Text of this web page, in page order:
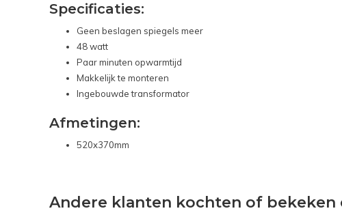
Specificaties:
Geen beslagen spiegels meer
48 watt
Paar minuten opwarmtijd
Makkelijk te monteren
Ingebouwde transformator
Afmetingen:
520x370mm
Andere klanten kochten of bekeken